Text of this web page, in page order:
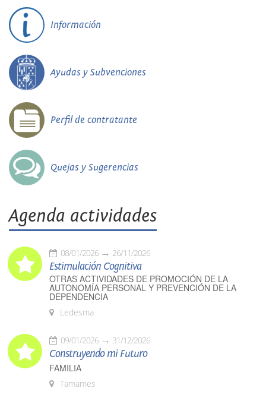
Información
Ayudas y Subvenciones
Perfil de contratante
Quejas y Sugerencias
Agenda actividades
08/01/2026 26/11/2026
Estimulación Cognitiva
OTRAS ACTIVIDADES DE PROMOCIÓN DE LA
AUTONOMÍA PERSONAL Y PREVENCIÓN DE LA
DEPENDENCIA
Ledesma
09/01/2026 31/12/2026
Construyendo mi Futuro
FAMILIA
Tamames